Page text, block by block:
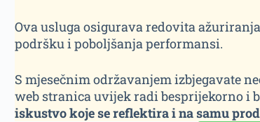
Ova usluga osigurava redovita
podršku i poboljšanja performansi.
S mjesečnim održavanjem izbjegavate
web stranica uvijek radi besprijekorno i
iskustvo koje se reflektira i na samu